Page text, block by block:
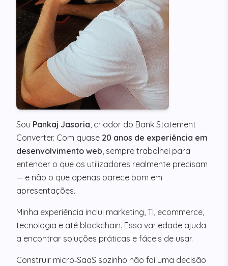
Sou Pankaj Jasoria, criador do Bank Statement
Converter. Com quase 20 anos de experiência em
desenvolvimento web, sempre trabalhei para
entender o que os utilizadores realmente precisam
— e não o que apenas parece bom em
apresentações.
Minha experiência inclui marketing, TI, ecommerce,
tecnologia e até blockchain. Essa variedade ajuda
a encontrar soluções práticas e fáceis de usar.
Construir micro‑SaaS sozinho não foi uma decisão